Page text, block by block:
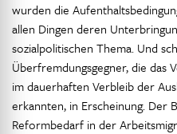
wurden die
allen Dingen deren
sozialpolitischen Thema. Und
Überfremdungsgegner, die das
im dauerhaften Verbleib der
erkannten, in Erscheinung. Der
Reformbedarf in der